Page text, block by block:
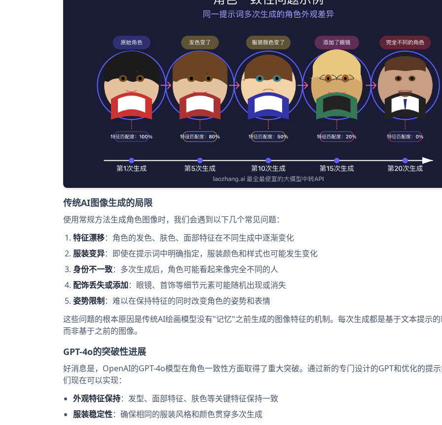
传统AI图像生成的局限
使用常规方法生成角色图像时，我们会遇到以下几个常见问题：
特征漂移：角色的发色、肤色、面部特征在不同生成中逐渐变化
服装变异：即使在提示词中明确指定，服装颜色和样式也可能发生变化
身份不一致：多次生成后，角色可能看起来像完全不同的人
配饰丢失或添加：眼镜、首饰等细节元素可能随机出现或消失
姿势限制：难以在保持特征的同时改变角色的姿势和表情
这些问题的根本原因是传统AI绘画模型没有"记忆"之前生成的图像特征的机制。每次生成都是基于文本提示的
而非基于之前的图像。
GPT-4o的突破性进展
好消息是，OpenAI的GPT-4o模型在角色一致性方面取得了重大突破。通过新的专门设计的GPT和优化的提
们现在可以实现：
外观特征保持：发型、面部特征、肤色等关键特征保持一致
服装稳定性：确保相同的服装风格和颜色贯穿多次生成